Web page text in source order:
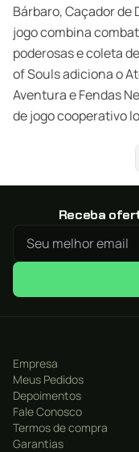
Bárbaro, Caçador de
jogo combina
poderosas e coleta
of Souls adiciona o
Aventura e Fendas
de jogo cooperativo
Receba
Empresa
Meus Pedidos
Depoimentos
Fale Conosco
Termos de compra
Garantias